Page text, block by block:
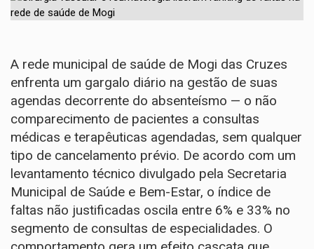
A rede municipal de saúde de Mogi das Cruzes
enfrenta um gargalo diário na gestão de suas
agendas decorrente do absenteísmo — o não
comparecimento de pacientes a consultas
médicas e terapêuticas agendadas, sem qualquer
tipo de cancelamento prévio. De acordo com um
levantamento técnico divulgado pela Secretaria
Municipal de Saúde e Bem-Estar, o índice de
faltas não justificadas oscila entre 6% e 33% no
segmento de consultas de especialidades. O